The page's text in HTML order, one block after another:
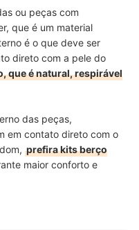
ou peças com
que é um material
é o que deve ser
direto com a pele do
que é natural, respirável
das peças,
em contato direto com o
prefira kits berço
maior conforto e